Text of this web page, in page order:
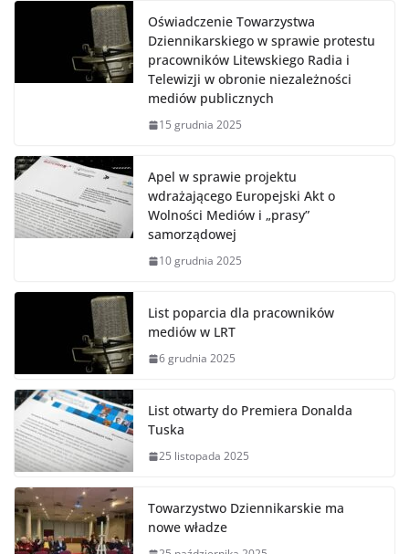
Oświadczenie Towarzystwa
Dziennikarskiego w sprawie protestu
pracowników Litewskiego Radia i
Telewizji w obronie niezależności
mediów publicznych
15 grudnia 2025
Apel w sprawie projektu
wdrażającego Europejski Akt o
Wolności Mediów i „prasy”
samorządowej
10 grudnia 2025
List poparcia dla pracowników
mediów w LRT
6 grudnia 2025
List otwarty do Premiera Donalda
Tuska
25 listopada 2025
Towarzystwo Dziennikarskie ma
nowe władze